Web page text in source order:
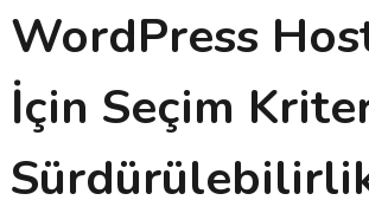
WordPress
İçin Seçim